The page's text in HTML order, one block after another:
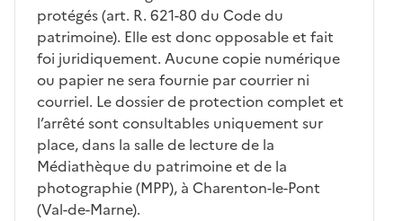
protégés (art. R. 621-80 du Code du
patrimoine). Elle est donc opposable et fait
foi juridiquement. Aucune copie numérique
ou papier ne sera fournie par courrier ni
courriel. Le dossier de protection complet et
l’arrêté sont consultables uniquement sur
place, dans la salle de lecture de la
Médiathèque du patrimoine et de la
photographie (MPP), à Charenton-le-Pont
(Val-de-Marne).